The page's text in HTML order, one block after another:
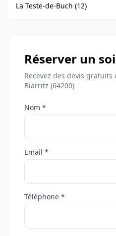
La Teste-de-Buch (12)
Réserver un
Recevez des devis
Biarritz (64200)
Nom *
Email *
Téléphone *